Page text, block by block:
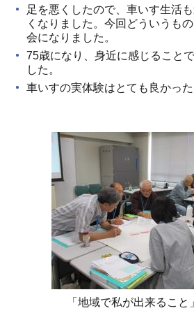
足を悪くしたので、車いす生活
くなりました。今回どういうも
会になりました。
75歳になり、身近に感じること
した。
車いすの実体験はとても良かった
「地域で私が出来ること